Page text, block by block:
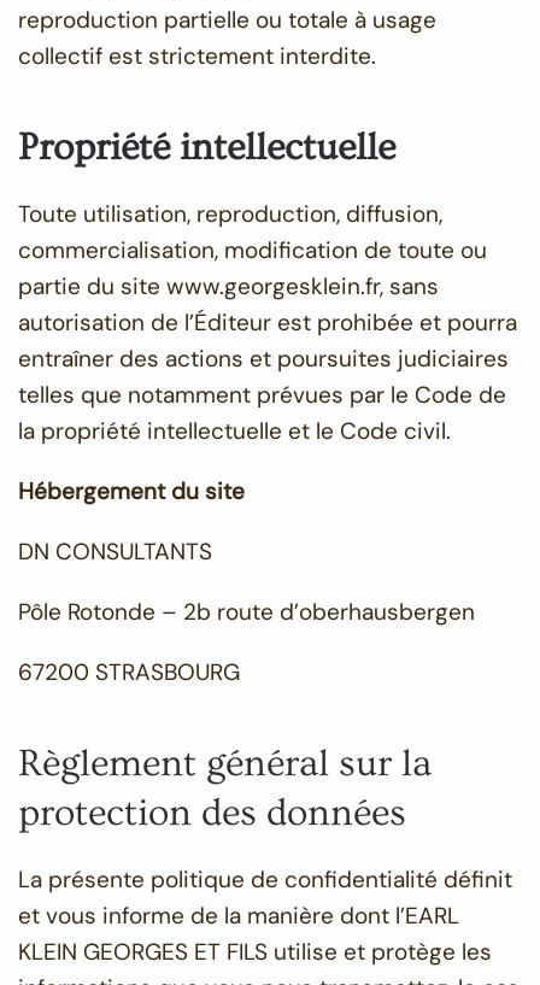
reproduction partielle ou totale à usage
collectif est strictement interdite.
Propriété intellectuelle
Toute utilisation, reproduction, diffusion,
commercialisation, modification de toute ou
partie du site www.georgesklein.fr, sans
autorisation de l’Éditeur est prohibée et pourra
entraîner des actions et poursuites judiciaires
telles que notamment prévues par le Code de
la propriété intellectuelle et le Code civil.
Hébergement du site
DN CONSULTANTS
Pôle Rotonde – 2b route d’oberhausbergen
67200 STRASBOURG
Règlement général sur la
protection des données
La présente politique de confidentialité définit
et vous informe de la manière dont l’EARL
KLEIN GEORGES ET FILS utilise et protège les